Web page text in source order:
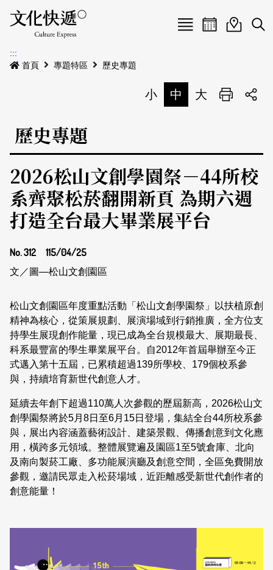
Menu
最新公告
本期專題
歷史專題
活動特區
活動列表
活動日曆
關於我們
常見問答
刊物索取地點
聯絡我們
我要刊登
刊登活動
網站導覽
活動日曆活動地圖
展
:::
首頁
專題特區 歷史專題
小 中 大 列印
歷史專題
2026松山文創學園祭－44所校
系齊聚松菸翻開新頁 為期六週
打造全台最大畢業展平台
No. 312 115/04/25
文／圖—松山文創園區
松山文創園區年度重點活動「松山文創學園祭」以扶植原創
精神為核心，從策展規劃、展演場域到行銷推廣，全方位支
持學生展現創作能量，現已成為全台規模最大、展期最長、
科系最豐富的學生畢業展平台。自2012年首屆舉辦至今正
式邁入第十五屆，已累積超過139所學校、179個校系參
與，持續培育新世代創意人才。
延續去年創下超過110萬人次參觀的歷屆新高，2026松山文
創學園祭將於5月8日至6月15日登場，集結全台44所校系參
與，展出內容涵蓋藝術設計、建築景觀、傳播創意到文化應
用，橫跨多元領域。整體展覽遍及園區1至5號倉庫、北向
及南向製菸工廠、多功能展演廳及創意空間，全區免費開放
參觀，邀請民眾走入松菸場域，近距離感受新世代創作者的
創意能量！